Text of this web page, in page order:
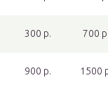
300 р. 700
900 р. 1500